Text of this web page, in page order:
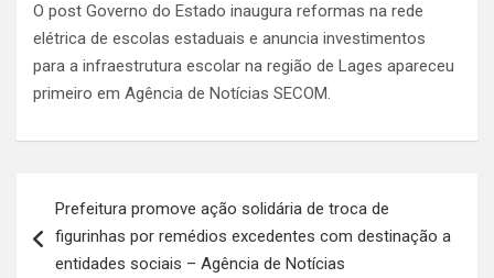
O post Governo do Estado inaugura reformas na rede
elétrica de escolas estaduais e anuncia investimentos
para a infraestrutura escolar na região de Lages apareceu
primeiro em Agência de Notícias SECOM.
de
Post
Prefeitura promove ação solidária de troca de
figurinhas por remédios excedentes com destinação a
entidades sociais – Agência de Notícias